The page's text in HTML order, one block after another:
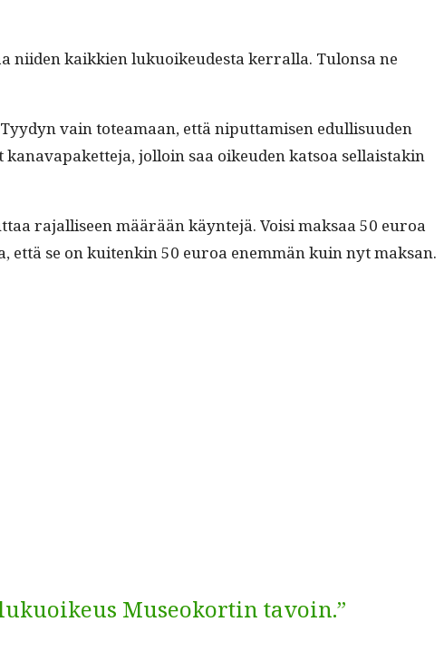
niiden kaikkien lukuoikeud­es­ta ker­ral­la. Tulon­sa ne
vain totea­maan, että niput­tamisen edullisu­u­den
jol­loin saa oikeu­den kat­soa sel­l­ais­takin
rajal­liseen määrään käyn­te­jä. Voisi mak­saa 50 euroa
se on kuitenkin 50 euroa enem­män kuin nyt maksan.
Museokortin tavoin.”